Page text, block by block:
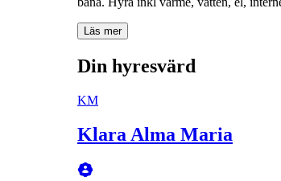
Läs mer
Din hyresvärd
KM
Klara Alma Maria